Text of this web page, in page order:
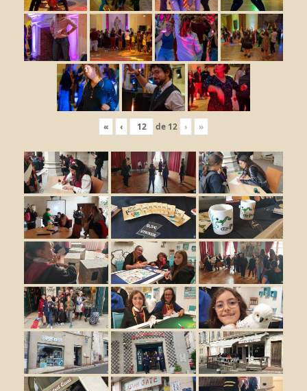
« ‹ de 12 › »